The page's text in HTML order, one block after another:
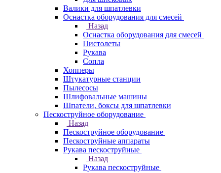
Валики для шпатлевки
Оснастка оборудования для смесей
Назад
Оснастка оборудования для смесей
Пистолеты
Рукава
Сопла
Хопперы
Штукатурные станции
Пылесосы
Шлифовальные машины
Шпатели, боксы для шпатлевки
Пескоструйное оборудование
Назад
Пескоструйное оборудование
Пескоструйные аппараты
Рукава пескоструйные
Назад
Рукава пескоструйные